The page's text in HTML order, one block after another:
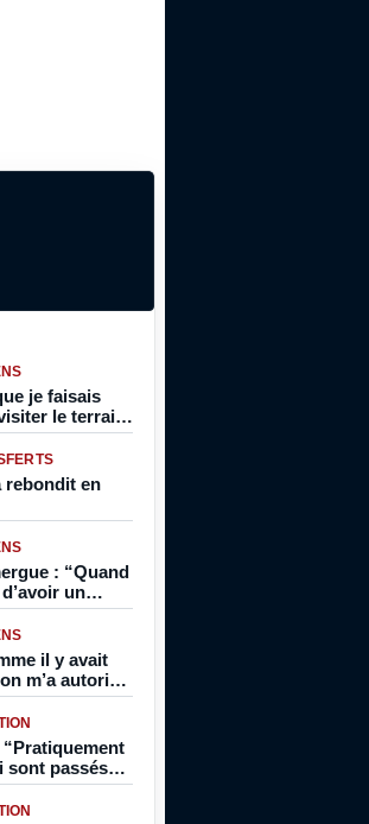
je faisais
le terrain
parce qu’à
de
rebondit en
: “Quand
un
ans,
à être
dormais foot”
il y avait
m’a autorisé
directement.
stagiaire et
sont passés
intéressés au